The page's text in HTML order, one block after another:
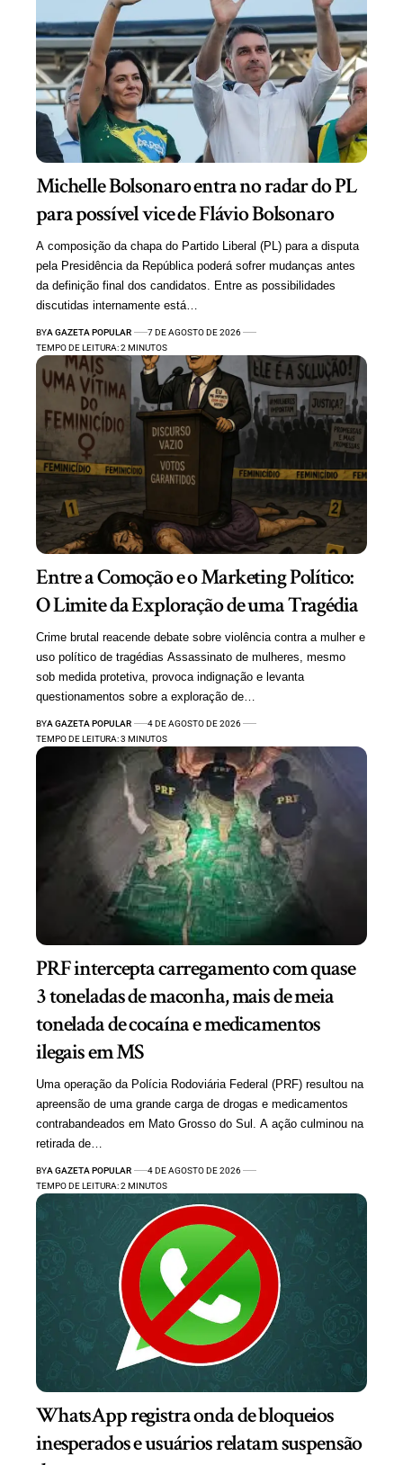
Michelle Bolsonaro entra no radar do PL
para possível vice de Flávio Bolsonaro
A composição da chapa do Partido Liberal (PL) para a disputa
pela Presidência da República poderá sofrer mudanças antes
da definição final dos candidatos. Entre as possibilidades
discutidas internamente está…
BYA GAZETA POPULAR
7 DE AGOSTO DE 2026
TEMPO DE LEITURA: 2 MINUTOS
Entre a Comoção e o Marketing Político:
O Limite da Exploração de uma Tragédia
Crime brutal reacende debate sobre violência contra a mulher e
uso político de tragédias Assassinato de mulheres, mesmo
sob medida protetiva, provoca indignação e levanta
questionamentos sobre a exploração de…
BYA GAZETA POPULAR
4 DE AGOSTO DE 2026
TEMPO DE LEITURA: 3 MINUTOS
PRF intercepta carregamento com quase
3 toneladas de maconha, mais de meia
tonelada de cocaína e medicamentos
ilegais em MS
Uma operação da Polícia Rodoviária Federal (PRF) resultou na
apreensão de uma grande carga de drogas e medicamentos
contrabandeados em Mato Grosso do Sul. A ação culminou na
retirada de…
BYA GAZETA POPULAR
4 DE AGOSTO DE 2026
TEMPO DE LEITURA: 2 MINUTOS
WhatsApp registra onda de bloqueios
inesperados e usuários relatam suspensão